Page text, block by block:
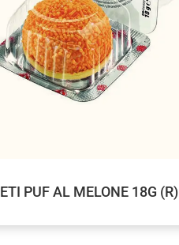
ETI PUF AL MELONE 18G (R)